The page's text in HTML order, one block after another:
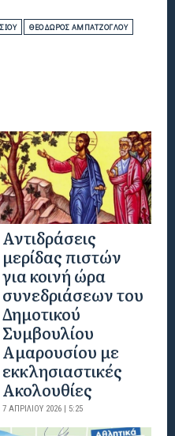
ΘΕΌΔΩΡΟΣ ΑΜΠΑΤΖΌΓΛΟΥ
Αντιδράσεις
μερίδας πιστών
για κοινή ώρα
συνεδριάσεων του
Δημοτικού
Συμβουλίου
Αμαρουσίου με
εκκλησιαστικές
Ακολουθίες
7 ΑΠΡΙΛΊΟΥ 2026 | 5:25